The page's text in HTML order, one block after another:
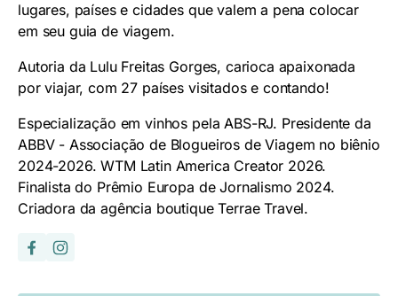
lugares, países e cidades que valem a pena colocar
em seu guia de viagem.
Autoria da Lulu Freitas Gorges, carioca apaixonada
por viajar, com 27 países visitados e contando!
Especialização em vinhos pela ABS-RJ. Presidente da
ABBV - Associação de Blogueiros de Viagem no biênio
2024-2026. WTM Latin America Creator 2026.
Finalista do Prêmio Europa de Jornalismo 2024.
Criadora da agência boutique Terrae Travel.